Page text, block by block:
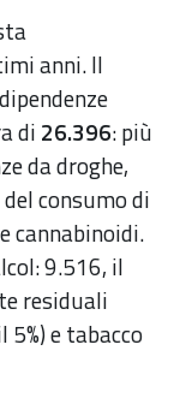
anni. Il
di 26.396: più
da droghe,
consumo di
cannabinoidi.
9.516, il
residuali
e tabacco